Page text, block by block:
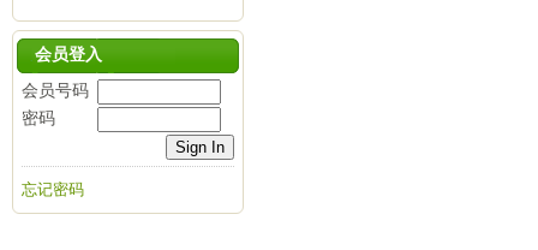
会员登入
会员号码
密码
忘记密码